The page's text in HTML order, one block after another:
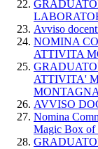
Avviso
NOMINA
ATTIVITA
ATTIVITA'
AVVISO
Nomina
Magic Box of